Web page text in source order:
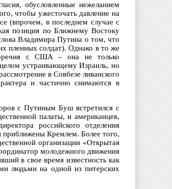
обусловленные нежеланием
чтобы ужесточать давление на
(впрочем, в последнем случае с
позиция по Ближнему Востоку
Владимира Путина о том, что
пленных солдат). Однако в то же
с США – она не только
устраивающему Израиль, но
в Совбезе ливанского
и частично снимаются в
с Путиным Буш встретился с
палаты, и американцев,
российского отделения
Кремлем. Более того,
организации «Открытая
молодежного движения
в свое время известность как
людьми на одной из питерских